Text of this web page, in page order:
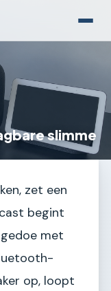
slimme
zet een
begint
met
op, loopt